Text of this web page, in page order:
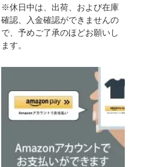
※休日中は、出荷、および在庫
確認、入金確認ができませんの
で、予めご了承のほどお願いし
ます。